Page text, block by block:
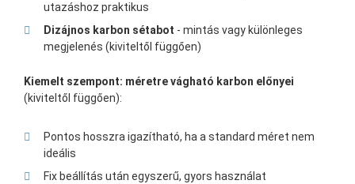
utazáshoz praktikus
Dizájnos karbon sétabot - mintás vagy különleges
megjelenés (kiviteltől függően)
Kiemelt szempont: méretre vágható karbon előnyei
(kiviteltől függően):
Pontos hosszra igazítható, ha a standard méret nem
ideális
Fix beállítás után egyszerű, gyors használat